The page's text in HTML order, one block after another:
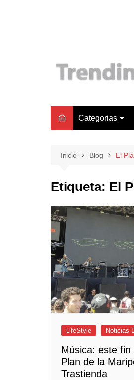
Categorias
Negocios
Lifestyle
Motores
Tecnología y
Empresas y
Espectáculos
Trendy News
LifeStyle
Inicio Blog El
Etiqueta: El
LifeStyle Noticias
Música: este fin
Plan de la
Trastienda